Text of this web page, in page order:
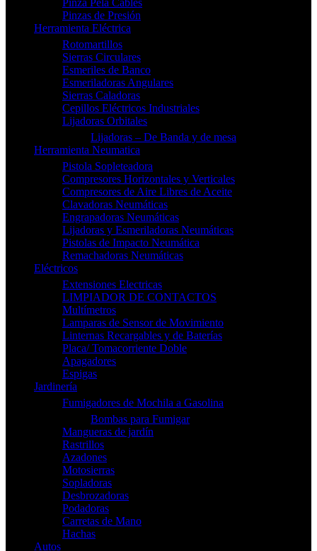
Pinza Pela Cables
Pinzas de Presión
Herramienta Eléctrica
Rotomartillos
Sierras Circulares
Esmeriles de Banco
Esmeriladoras Angulares
Sierras Caladoras
Cepillos Eléctricos Industriales
Lijadoras Orbitales
Lijadoras – De Banda y de mesa
Herramienta Neumatica
Pistola Sopleteadora
Compresores Horizontales y Verticales
Compresores de Aire Libres de Aceite
Clavadoras Neumáticas
Engrapadoras Neumáticas
Lijadoras y Esmeriladoras Neumáticas
Pistolas de Impacto Neumática
Remachadoras Neumáticas
Eléctricos
Extensiones Electricas
LIMPIADOR DE CONTACTOS
Multímetros
Lamparas de Sensor de Movimiento
Linternas Recargables y de Baterías
Placa/ Tomacorriente Doble
Apagadores
Espigas
Jardinería
Fumigadores de Mochila a Gasolina
Bombas para Fumigar
Mangueras de jardín
Rastrillos
Azadones
Motosierras
Sopladoras
Desbrozadoras
Podadoras
Carretas de Mano
Hachas
Autos